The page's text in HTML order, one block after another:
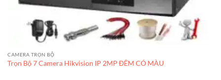
CAMERA TRỌN BỘ
Trọn Bộ 7 Camera Hikvision IP 2MP ĐÊM CÓ MÀU